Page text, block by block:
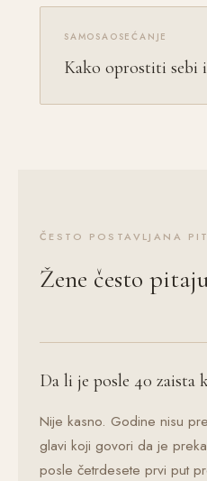
SAMOSAOSEĆANJE
Kako oprostiti sebi
ČESTO POSTAVLJANA
Žene često
Da li je posle 40 zaista
Nije kasno. Godine nisu
glavi koji govori da je
posle četrdesete prvi put